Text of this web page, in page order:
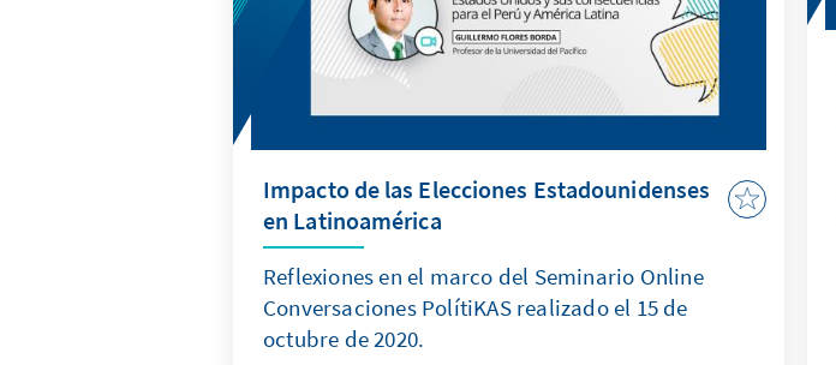
Impacto de las Elecciones Estadounidenses
en Latinoamérica
Reflexiones en el marco del Seminario Online
Conversaciones PolítiKAS realizado el 15 de
octubre de 2020.